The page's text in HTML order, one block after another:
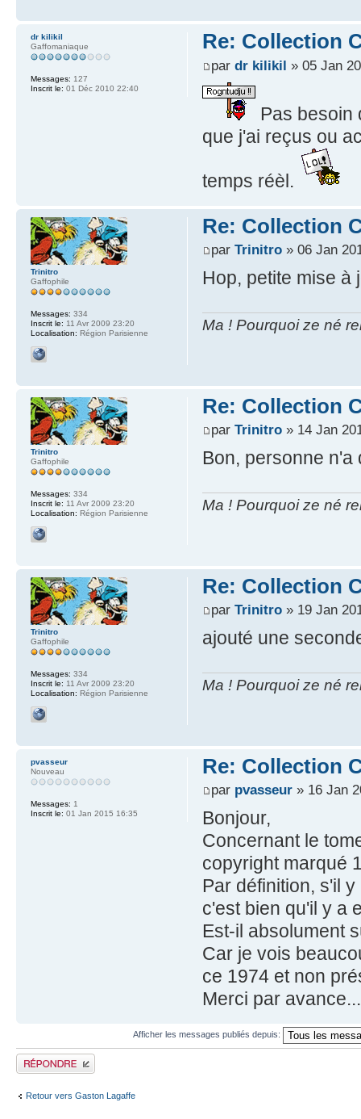
Re: Collection
par dr kilikil » 05 Jan
Pas besoin
que j'ai reçus ou
temps réèl.
dr kilikil
Gaffomaniaque
Messages: 127
Inscrit le: 01 Déc 2010 22:40
Re: Collection
par Trinitro» 06 Jan
Hop, petite mise à
Ma ! Pourquoi ze né
Trinitro
Gaffophile
Messages: 334
Inscrit le: 11 Avr 2009 23:20
Localisation: Région Parisienne
Re: Collection
par Trinitro» 14 Jan
Bon, personne n'a
Ma ! Pourquoi ze né
Trinitro
Gaffophile
Messages: 334
Inscrit le: 11 Avr 2009 23:20
Localisation: Région Parisienne
Re: Collection
par Trinitro» 19 Jan
ajouté une
Ma ! Pourquoi ze né
Trinitro
Gaffophile
Messages: 334
Inscrit le: 11 Avr 2009 23:20
Localisation: Région Parisienne
Re: Collection
par pvasseur» 16 Jan
Bonjour,
Concernant le
copyright marqué
Par définition, s'il
c'est bien qu'il y a
Est-il absolument
Car je vois
ce 1974 et non
Merci par avance...
pvasseur
Nouveau
Messages: 1
Inscrit le: 01 Jan 2015 16:35
Afficher les messages publiés depuis:
Publier une réponse
Retour vers Gaston Lagaffe